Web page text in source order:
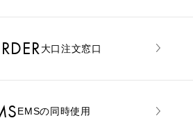
⼤⼝注⽂窓⼝
EMSの同時使用